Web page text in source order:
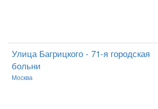
Улица Багрицкого - 71-я городская
больни
Москва